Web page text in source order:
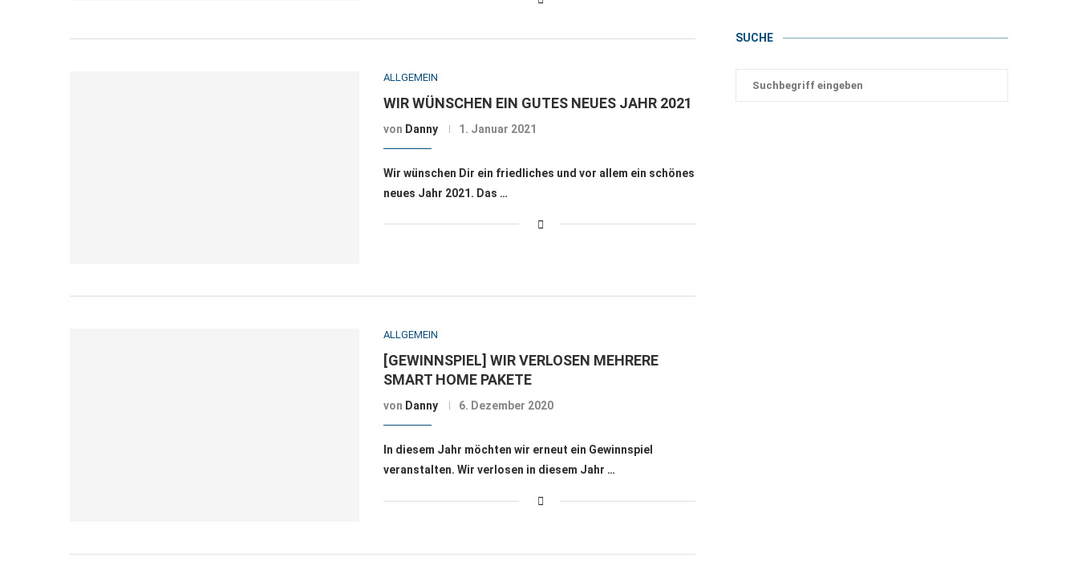
ALLGEMEIN
WIR WÜNSCHEN EIN GUTES NEUES JAHR 2021
von Danny 1. Januar 2021
Wir wünschen Dir ein friedliches und vor allem ein schönes
neues Jahr 2021. Das …
ALLGEMEIN
[GEWINNSPIEL] WIR VERLOSEN MEHRERE
SMART HOME PAKETE
von Danny 6. Dezember 2020
In diesem Jahr möchten wir erneut ein Gewinnspiel
veranstalten. Wir verlosen in diesem Jahr …
SUCHE